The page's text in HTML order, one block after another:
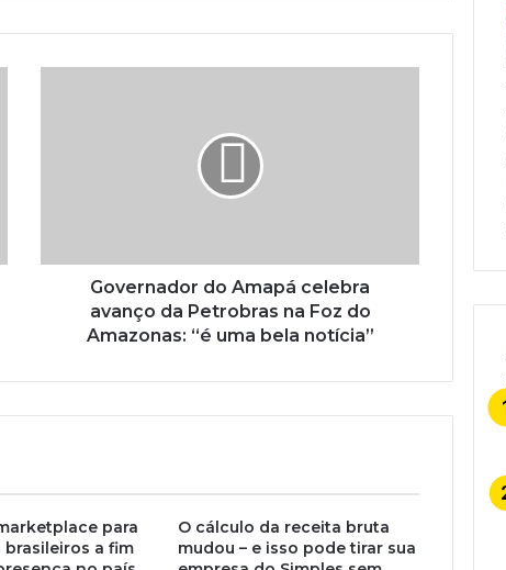
Governador do Amapá celebra
avanço da Petrobras na Foz do
Amazonas: “é uma bela notícia”
para
a fim
O cálculo da receita bruta
mudou – e isso pode tirar sua